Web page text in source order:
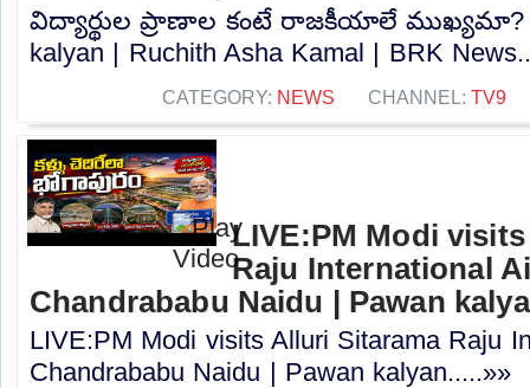
విద్యార్థుల ప్రాణాల కంటే రాజకీయాలే ముఖ్యమా? |
kalyan | Ruchith Asha Kamal | BRK
CATEGORY: NEWS CHANNEL: TV9
LIVE:PM Modi
Raju International
Chandrababu Naidu | Pawan
LIVE:PM Modi visits Alluri Sitarama Raju
Chandrababu Naidu | Pawan kalyan.....»»